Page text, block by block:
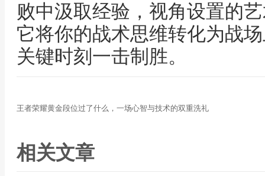
败中汲取经验，视角设置的
它将你的战术思维转化为战
关键时刻一击制胜。
王者荣耀黄金段位过了什么，一场心智与技术的双重洗礼
相关文章